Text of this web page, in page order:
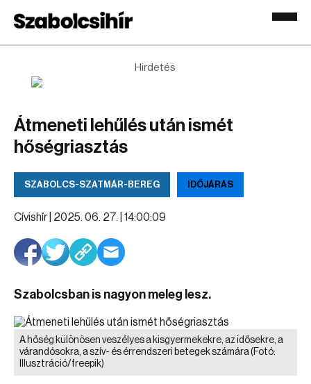
Hirdetés
Átmeneti lehűlés után ismét
hőségriasztás
SZABOLCS-SZATMÁR-BEREG IDŐJÁRÁS
Cívishír | 2025. 06. 27. | 14:00:09
Szabolcsban is nagyon meleg lesz.
A hőség különösen veszélyes a kisgyermekekre, az idősekre, a
várandósokra, a szív- és érrendszeri betegek számára(Fotó:
Illusztráció/freepik)